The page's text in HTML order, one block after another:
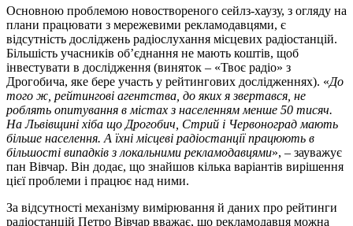
Основною проблемою новоствореного сейлз-хаузу, з огляду на
плани працювати з мережевими рекламодавцями, є
відсутність досліджень радіослухання місцевих радіостанцій.
Більшість учасників об’єднання не мають коштів, щоб
інвестувати в дослідження (виняток – «Твоє радіо» з
Дрогобича, яке бере участь у рейтингових дослідженнях). «До
того ж, рейтингові агентства, до яких я звертався, не
роблять опитування в містах з населенням менше 50 тисяч.
На Львівщині хіба що Дрогобич, Стрий і Червоноград мають
більше населення. А їхні місцеві радіостанції працюють в
більшості випадків з локальними рекламодавцями», – зауважує
пан Вівчар. Він додає, що знайшов кілька варіантів вирішення
цієї проблеми і працює над ними.
За відсутності механізму вимірювання й даних про рейтинги
радіостанцій Петро Вівчар вважає, що рекламодавця можна